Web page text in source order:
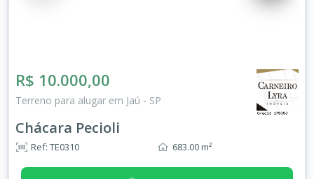
R$ 10.000,00
Terreno para alugar em Jaú - SP
Chácara Pecioli
Ref: TE0310 683.00 m²